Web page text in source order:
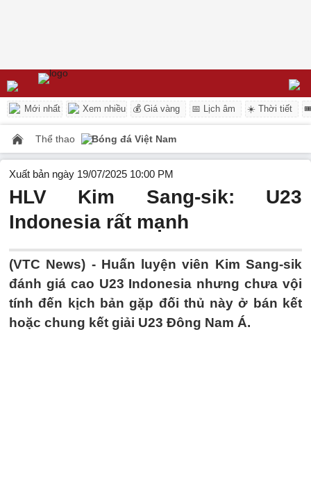
Mới nhất Xem nhiều 💰 Giá vàng 📅 Lịch âm ☀️ Thời tiết
Thể thao Bóng đá Việt Nam
Xuất bản ngày 19/07/2025 10:00 PM
HLV Kim Sang-sik: U23
Indonesia rất mạnh
(VTC News) - Huấn luyện viên Kim Sang-sik
đánh giá cao U23 Indonesia nhưng chưa vội
tính đến kịch bản gặp đối thủ này ở bán kết
hoặc chung kết giải U23 Đông Nam Á.